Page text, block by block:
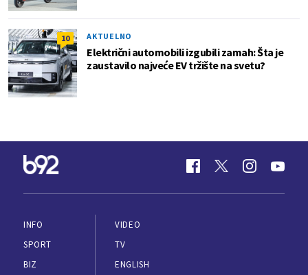
10 AKTUELNO
Električni automobili izgubili zamah: Šta je
zaustavilo najveće EV tržište na svetu?
INFO
SPORT
BIZ
VIDEO
TV
ENGLISH